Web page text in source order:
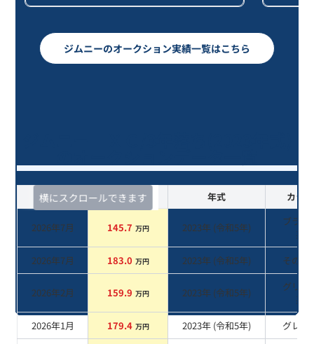
ジムニーのオークション実績一覧はこちら
横にスクロールできます
査定時期 セルカ実績 年式 カラー
2026年7月 145.7 万円 2023年 (令和5年)
ブラッ
系
2026年7月
183.0 万円 2023年 (令和5年) その他
2026年2月 159.9 万円 2023年 (令和5年)
グリー
系
2026年1月
179.4 万円 2023年 (令和5年) グレー